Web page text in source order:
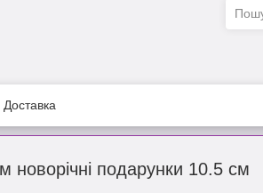
Доставка
подарунки 10.5 см